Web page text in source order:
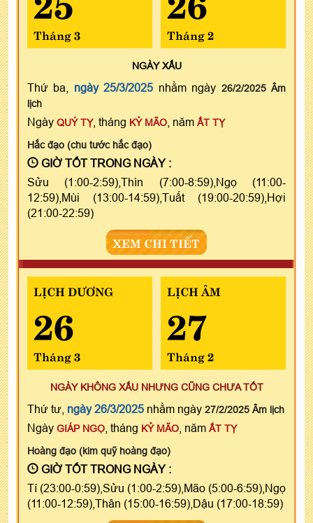
Tháng 3 Tháng 2
NGÀYXẤU
Thứ ba, ngày 25/3/2025 nhằm ngày 26/2/2025 Âm
lịch
Ngày QUÝ TỴ, tháng KỶ MÃO , năm ẤT TỴ
Hắc đạo (chu tước hắc đạo)
GIỜ TỐT TRONG NGÀY :
Sửu (1:00-2:59),Thìn (7:00-8:59),Ngọ (11:00-
12:59),Mùi (13:00-14:59),Tuất (19:00-20:59),Hợi
(21:00-22:59)
XEM CHI TIẾT
LỊCH DƯƠNG
26
Tháng 3
LỊCH ÂM
27
Tháng 2
NGÀY KHÔNG XẤU NHƯNG CŨNG CHƯA TỐT
Thứ tư, ngày 26/3/2025 nhằm ngày 27/2/2025 Âm lịch
Ngày GIÁP NGỌ , tháng KỶ MÃO , năm ẤT TỴ
Hoàng đạo (kim quỹ hoàng đạo)
GIỜ TỐT TRONG NGÀY :
Tí (23:00-0:59),Sửu (1:00-2:59),Mão (5:00-6:59),Ngọ
(11:00-12:59),Thân (15:00-16:59),Dậu (17:00-18:59)